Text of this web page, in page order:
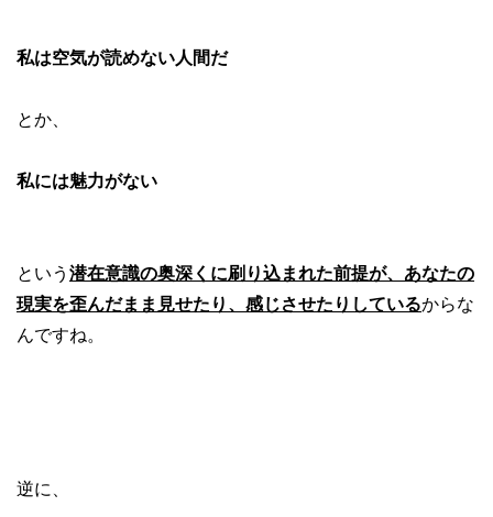
私は空気が読めない人間だ
とか、
私には魅力がない
という 潜在意識の奥深くに刷り込まれた前提が、あなたの
現実を歪んだまま見せたり、感じさせたりしているからな
んですね。
逆に、